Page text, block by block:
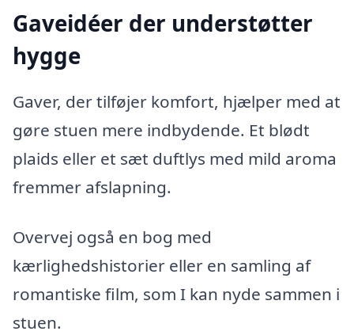
Gaveidéer der understøtter
hygge
Gaver, der tilføjer komfort, hjælper med at
gøre stuen mere indbydende. Et blødt
plaids eller et sæt duftlys med mild aroma
fremmer afslapning.
Overvej også en bog med
kærlighedshistorier eller en samling af
romantiske film, som I kan nyde sammen i
stuen.